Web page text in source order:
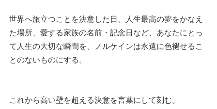
世界へ旅立つことを決意した日、人生最高の夢をかなえ
た場所、愛する家族の名前・記念日など、あなたにとっ
て人生の大切な瞬間を、ノルケインは永遠に色褪せるこ
とのないものにする。
これから高い壁を超える決意を言葉にして刻む。